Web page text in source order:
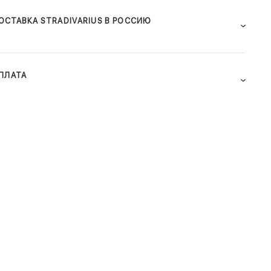
STRADIVARIUS В РОССИЮ